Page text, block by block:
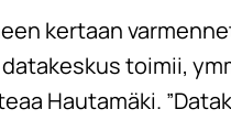
kertaan
toimii,
Hautamäki.